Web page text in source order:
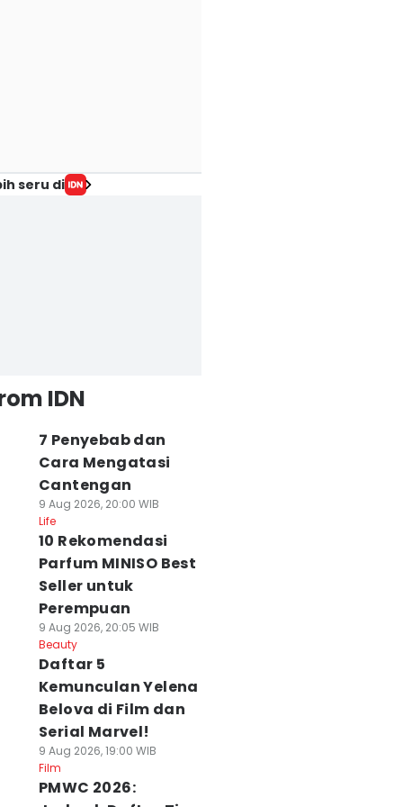
seru di
IDN
7 Penyebab dan
Cara Mengatasi
Cantengan
9 Aug 2026, 20:00 WIB
Life
10 Rekomendasi
Parfum MINISO Best
Seller untuk
Perempuan
9 Aug 2026, 20:05 WIB
Beauty
Daftar 5
Kemunculan Yelena
Belova di Film dan
Serial Marvel!
9 Aug 2026, 19:00 WIB
Film
PMWC 2026: